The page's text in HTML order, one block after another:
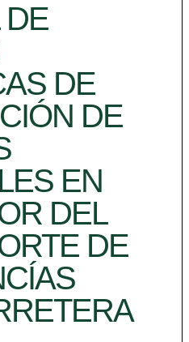
DE
DE
DE
EN
DEL
DE